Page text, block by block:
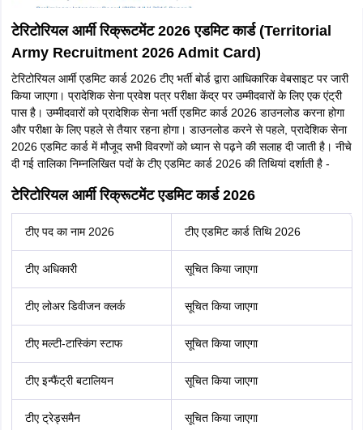
टेरिटोरियल आर्मी रिक्रूटमेंट 2026 एडमिट कार्ड (Territorial
Army Recruitment 2026 Admit Card)
टेरिटोरियल आर्मी एडमिट कार्ड 2026 टीए भर्ती बोर्ड द्वारा आधिकारिक वेबसाइट पर जारी
किया जाएगा। प्रादेशिक सेना प्रवेश पत्र परीक्षा केंद्र पर उम्मीदवारों के लिए एक एंट्री
पास है। उम्मीदवारों को प्रादेशिक सेना भर्ती एडमिट कार्ड 2026 डाउनलोड करना होगा
और परीक्षा के लिए पहले से तैयार रहना होगा। डाउनलोड करने से पहले, प्रादेशिक सेना
2026 एडमिट कार्ड में मौजूद सभी विवरणों को ध्यान से पढ़ने की सलाह दी जाती है। नीचे
दी गई तालिका निम्नलिखित पदों के टीए एडमिट कार्ड 2026 की तिथियां दर्शाती है -
टेरिटोरियल आर्मी रिक्रूटमेंट एडमिट कार्ड 2026
टीए पद का नाम 2026 टीए एडमिट कार्ड तिथि 2026
टीए अधिकारी सूचित किया जाएगा
टीए लोअर डिवीजन क्लर्क सूचित किया जाएगा
टीए मल्टी-टास्किंग स्टाफ सूचित किया जाएगा
टीए इन्फैंट्री बटालियन सूचित किया जाएगा
टीए ट्रेड्समैन सूचित किया जाएगा